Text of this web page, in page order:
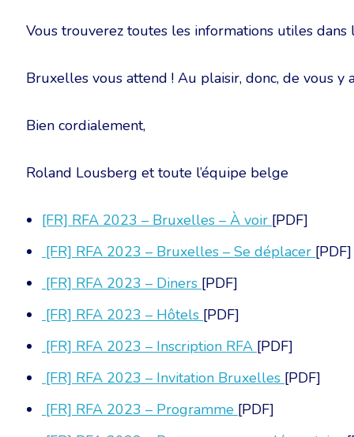
Vous trouverez toutes les informations utiles dans
Bruxelles vous attend ! Au plaisir, donc, de vous y
Bien cordialement,
Roland Lousberg et toute l’équipe belge
[FR] RFA 2023 – Bruxelles – À voir [PDF]
[FR] RFA 2023 – Bruxelles – Se déplacer [PDF]
[FR] RFA 2023 – Diners [PDF]
[FR] RFA 2023 – Hôtels [PDF]
[FR] RFA 2023 – Inscription RFA [PDF]
[FR] RFA 2023 – Invitation Bruxelles [PDF]
[FR] RFA 2023 – Programme [PDF]